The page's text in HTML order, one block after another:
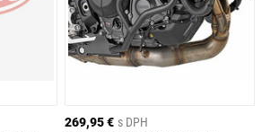
269,95 € s DPH